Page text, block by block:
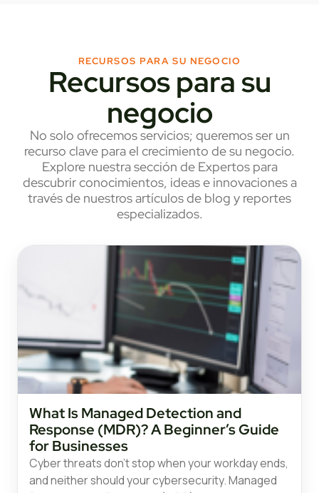
RECURSOS PARA SU NEGOCIO
Recursos para su
negocio
No solo ofrecemos servicios; queremos ser un
recurso clave para el crecimiento de su negocio.
Explore nuestra sección de Expertos para
descubrir conocimientos, ideas e innovaciones a
través de nuestros artículos de blog y reportes
especializados.
What Is Managed Detection and
Response (MDR)? A Beginner’s Guide
for Businesses
Cyber threats don’t stop when your workday ends,
and neither should your cybersecurity. Managed